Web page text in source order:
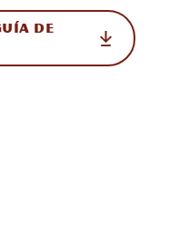
DE